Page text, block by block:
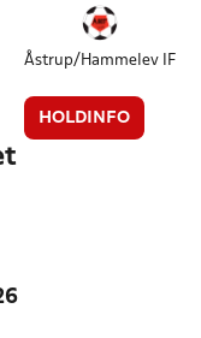
Åstrup/Hammelev IF
HOLDINFO